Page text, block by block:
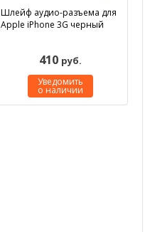
Шлейф аудио-разъема для
Apple iPhone 3G черный
410 руб.
Уведомить
о наличии